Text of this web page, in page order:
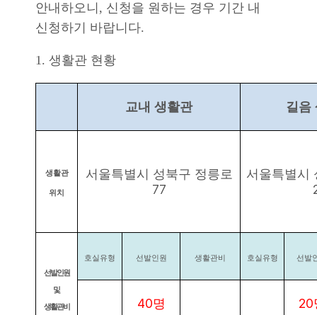
안내하오니, 신청을 원하는 경우 기간 내
신청하기 바랍니다.
1. 생활관 현황
교내 생활관 길음
생활관
위치
서울특별시 성북구 정릉로
77
서울특별시
선발인원
및
생활관비
호실유형 선발인원 생활관비 호실유형 선발
40명 20